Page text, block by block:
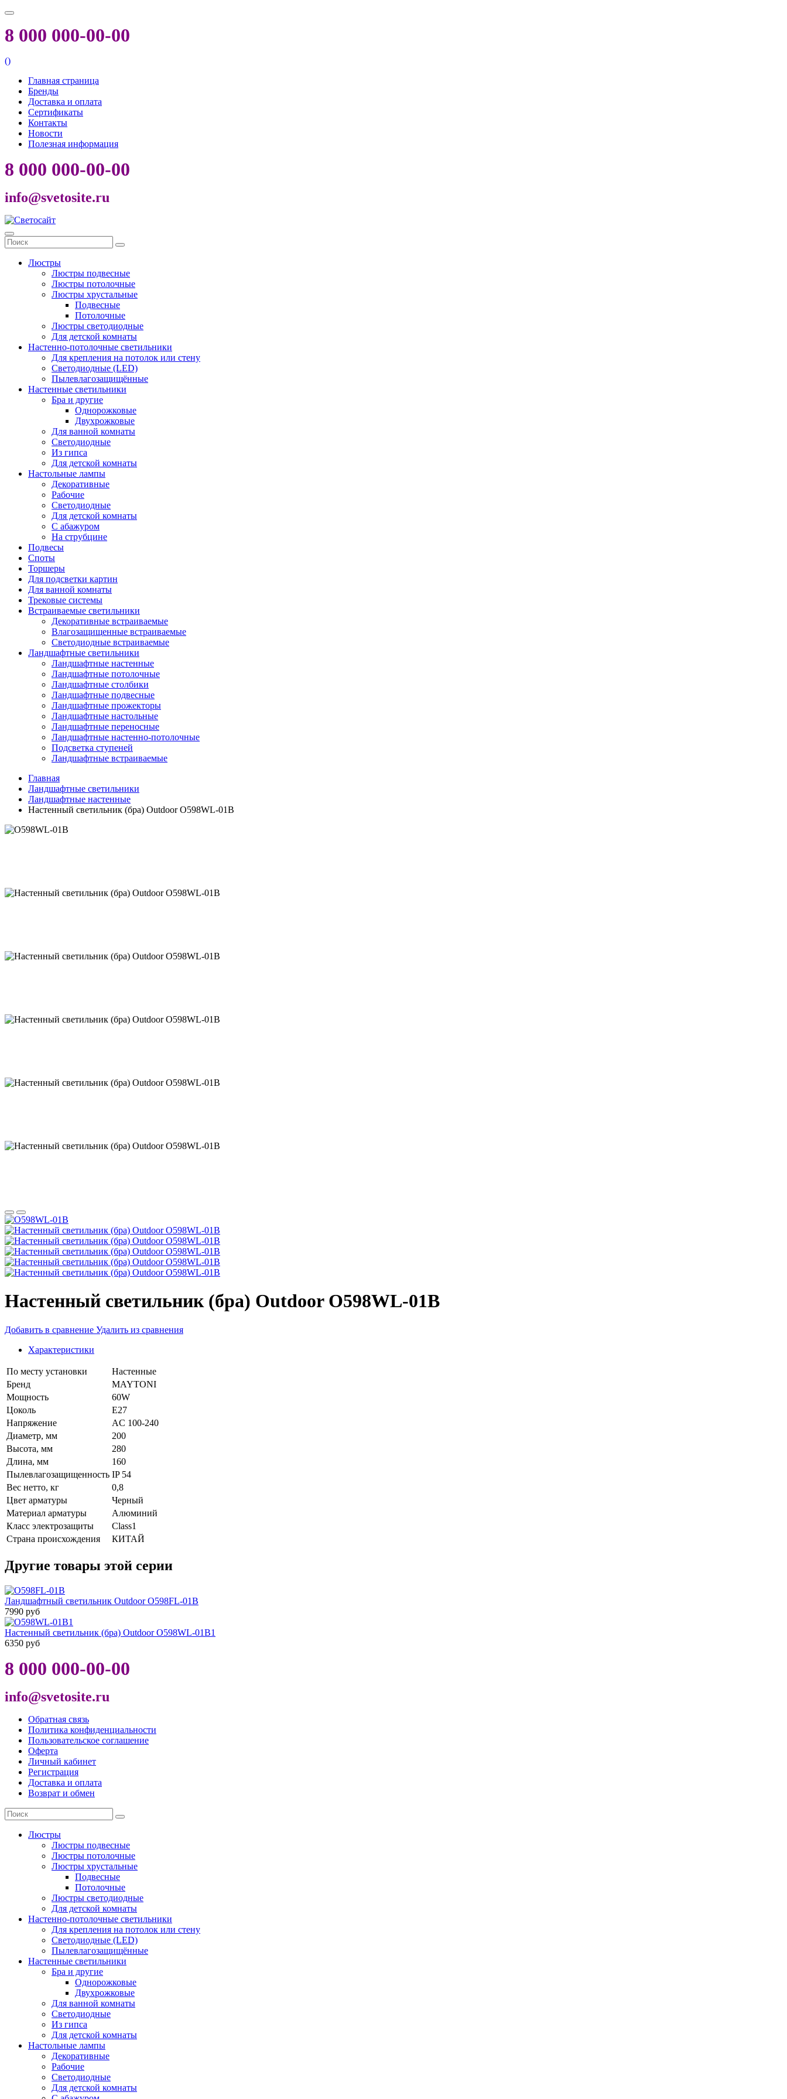
8 000 000-00-00
()
Главная страница
Бренды
Доставка и оплата
Сертификаты
Контакты
Новости
Полезная информация
8 000 000-00-00
info@svetosite.ru
Люстры
Люстры подвесные
Люстры потолочные
Люстры хрустальные
Подвесные
Потолочные
Люстры светодиодные
Для детской комнаты
Настенно-потолочные светильники
Для крепления на потолок или стену
Светодиодные (LED)
Пылевлагозащищённые
Настенные светильники
Бра и другие
Однорожковые
Двухрожковые
Для ванной комнаты
Светодиодные
Из гипса
Для детской комнаты
Настольные лампы
Декоративные
Рабочие
Светодиодные
Для детской комнаты
С абажуром
На струбцине
Подвесы
Споты
Торшеры
Для подсветки картин
Для ванной комнаты
Трековые системы
Встраиваемые светильники
Декоративные встраиваемые
Влагозащищенные встраиваемые
Светодиодные встраиваемые
Ландшафтные светильники
Ландшафтные настенные
Ландшафтные потолочные
Ландшафтные столбики
Ландшафтные подвесные
Ландшафтные прожекторы
Ландшафтные настольные
Ландшафтные переносные
Ландшафтные настенно-потолочные
Подсветка ступеней
Ландшафтные встраиваемые
Главная
Ландшафтные светильники
Ландшафтные настенные
Настенный светильник (бра) Outdoor O598WL-01B
Настенный светильник (бра) Outdoor O598WL-01B
Добавить в сравнение Удалить из сравнения
Характеристики
По месту установки
Настенные
Бренд
MAYTONI
Мощность
60W
Цоколь
E27
Напряжение
AC 100-240
Диаметр, мм
200
Высота, мм
280
Длина, мм
160
Пылевлагозащищенность IP 54
Вес нетто, кг
0,8
Цвет арматуры
Черный
Материал арматуры
Алюминий
Класс электрозащиты
Class1
Страна происхождения
КИТАЙ
Другие товары этой серии
Ландшафтный светильник Outdoor O598FL-01B
7990 руб
Настенный светильник (бра) Outdoor O598WL-01B1
6350 руб
8 000 000-00-00
info@svetosite.ru
Обратная связь
Политика конфиденциальности
Пользовательское соглашение
Оферта
Личный кабинет
Регистрация
Доставка и оплата
Возврат и обмен
Люстры
Люстры подвесные
Люстры потолочные
Люстры хрустальные
Подвесные
Потолочные
Люстры светодиодные
Для детской комнаты
Настенно-потолочные светильники
Для крепления на потолок или стену
Светодиодные (LED)
Пылевлагозащищённые
Настенные светильники
Бра и другие
Однорожковые
Двухрожковые
Для ванной комнаты
Светодиодные
Из гипса
Для детской комнаты
Настольные лампы
Декоративные
Рабочие
Светодиодные
Для детской комнаты